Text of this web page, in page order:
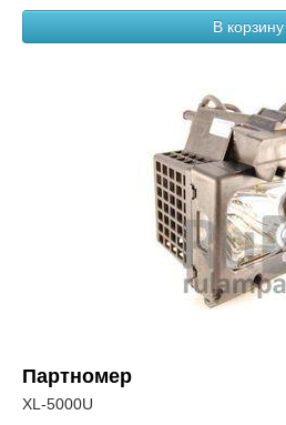
В корзину
Партномер
XL-5000U